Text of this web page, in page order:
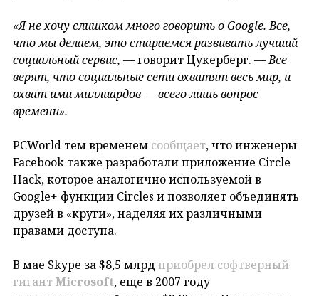
«Я не хочу слишком много говорить о Google.Все,
что мы делаем, это стараемся развивать лучший
социальный сервис, — говорит Цукерберг. —Все
верят, что социальные сети охватят весь мир, и
охват ими миллиардов — всего лишь вопрос
времени».
PCWorld тем временем сообщает, что инженеры
Facebook также разработали приложение Circle
Hack, которое аналогично используемой в
Google+ функции Circles и позволяет объединять
друзей в «круги», наделяя их различными
правами доступа.
В мае Skype за $8,5 млрд приобрел софтверный
гигантMicrosoft, еще в 2007 году